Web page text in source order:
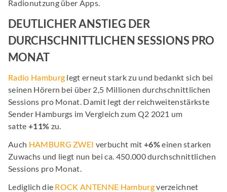
Radionutzung über Apps.
DEUTLICHER ANSTIEG DER
DURCHSCHNITTLICHEN SESSIONS PRO
MONAT
Radio Hamburg legt erneut stark zu und bedankt sich bei
seinen Hörern bei über 2,5 Millionen durchschnittlichen
Sessions pro Monat. Damit legt der reichweitenstärkste
Sender Hamburgs im Vergleich zum Q2 2021 um
satte +11% zu.
Auch HAMBURG ZWEI verbucht mit +6%einen starken
Zuwachs und liegt nun bei ca. 450.000 durchschnittlichen
Sessions pro Monat.
Lediglich die ROCK ANTENNE Hamburgverzeichnet